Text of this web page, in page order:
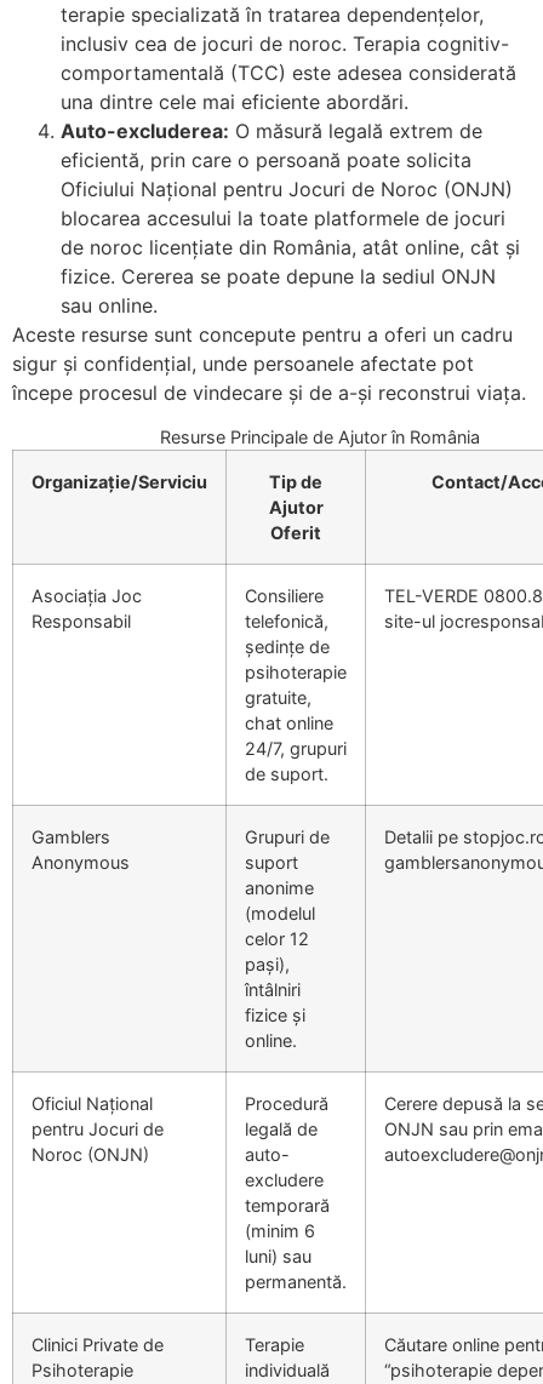
terapie specializată în tratarea dependențelor,
inclusiv cea de jocuri de noroc. Terapia cognitiv-
comportamentală (TCC) este adesea considerată
una dintre cele mai eficiente abordări.
Auto-excluderea: O măsură legală extrem de
eficientă, prin care o persoană poate solicita
Oficiului Național pentru Jocuri de Noroc (ONJN)
blocarea accesului la toate platformele de jocuri
de noroc licențiate din România, atât online, cât și
fizice. Cererea se poate depune la sediul ONJN
sau online.
Aceste resurse sunt concepute pentru a oferi un cadru
sigur și confidențial, unde persoanele afectate pot
începe procesul de vindecare și de a-și reconstrui viața.
Resurse Principale de Ajutor în România
Organizație/Serviciu
Tip de
Ajutor
Oferit
Contact/
Asociația Joc
Responsabil
Consiliere
telefonică,
ședințe de
psihoterapie
gratuite,
chat online
24/7, grupuri
de suport.
TEL-VERDE
site-ul
Gamblers
Anonymous
Grupuri de
suport
anonime
(modelul
celor 12
pași),
întâlniri
fizice și
online.
Detalii pe
Oficiul Național
pentru Jocuri de
Noroc (ONJN)
Procedură
legală de
auto-
excludere
temporară
(minim 6
luni) sau
permanentă.
Cerere depusă la
ONJN sau prin
Clinici Private de
Psihoterapie
Terapie
individuală
Căutare online
“psihoterapie